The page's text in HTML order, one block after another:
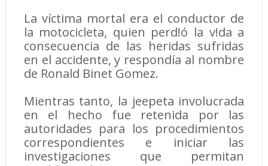
La víctima mortal era el conductor de
la motocicleta, quien perd!ó la v!da a
consecuencia de las heridas sufridas
en el accidente, y respondía al nombre
de Ronald Binet Gomez.
Mientras tanto, la jeepeta involucrada
en el hecho fue retenida por las
autoridades para los procedimientos
correspondientes e iniciar las
investigaciones que permitan